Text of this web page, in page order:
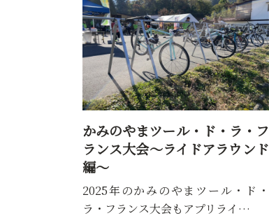
かみのやまツール・ド・ラ・フ
ランス大会～ライドアラウンド
編～
2025年のかみのやまツール・ド・
ラ・フランス大会もアプリライ…